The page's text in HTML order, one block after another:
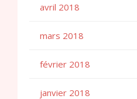
avril 2018
mars 2018
février 2018
janvier 2018